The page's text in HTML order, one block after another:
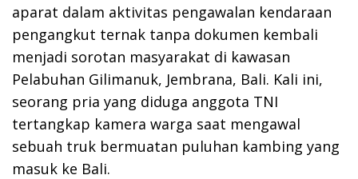
aparat dalam aktivitas pengawalan kendaraan
pengangkut ternak tanpa dokumen kembali
menjadi sorotan masyarakat di kawasan
Pelabuhan Gilimanuk, Jembrana, Bali. Kali ini,
seorang pria yang diduga anggota TNI
tertangkap kamera warga saat mengawal
sebuah truk bermuatan puluhan kambing yang
masuk ke Bali.